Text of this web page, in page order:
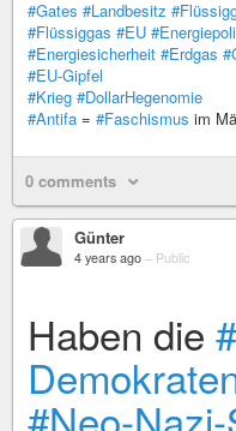
#Gates #Landbesitz
#Flüssiggas #EU
#Energiesicherheit #Erdgas
#EU-Gipfel
#Krieg #DollarHegenomie
#Antifa = #Faschismus im
0 comments
Günter
4 years ago – Public
Haben die
#Neo-